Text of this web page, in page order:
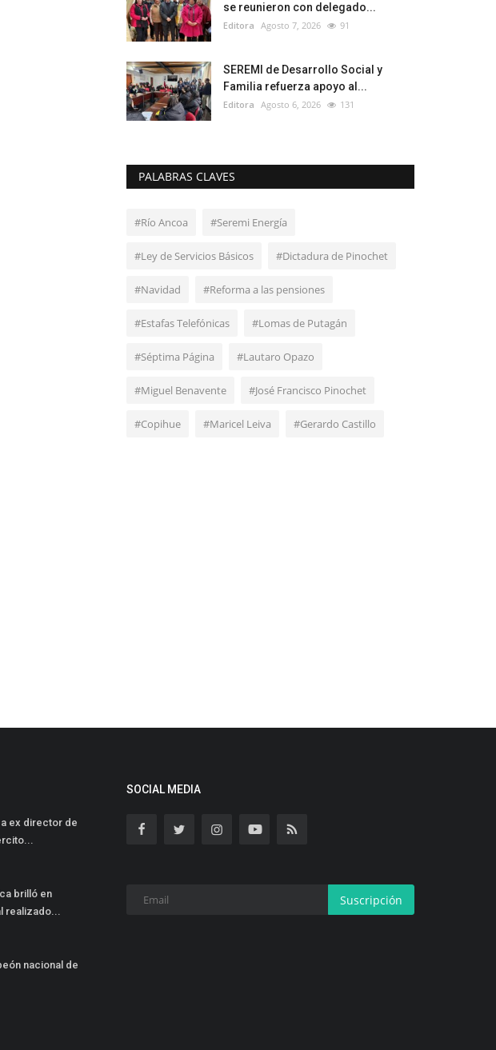
se reunieron con delegado...
Editora Agosto 7, 2026 91
SEREMI de Desarrollo Social y
Familia refuerza apoyo al...
Editora Agosto 6, 2026 131
PALABRAS CLAVES
#Río Ancoa #Seremi Energía
#Ley de Servicios Básicos #Dictadura de Pinochet
#Navidad #Reforma a las pensiones
#Estafas Telefónicas #Lomas de Putagán
#Séptima Página #Lautaro Opazo
#Miguel Benavente #José Francisco Pinochet
#Copihue #Maricel Leiva #Gerardo Castillo
ex director de
brilló en
realizado...
nacional de
SOCIAL MEDIA
Suscripción